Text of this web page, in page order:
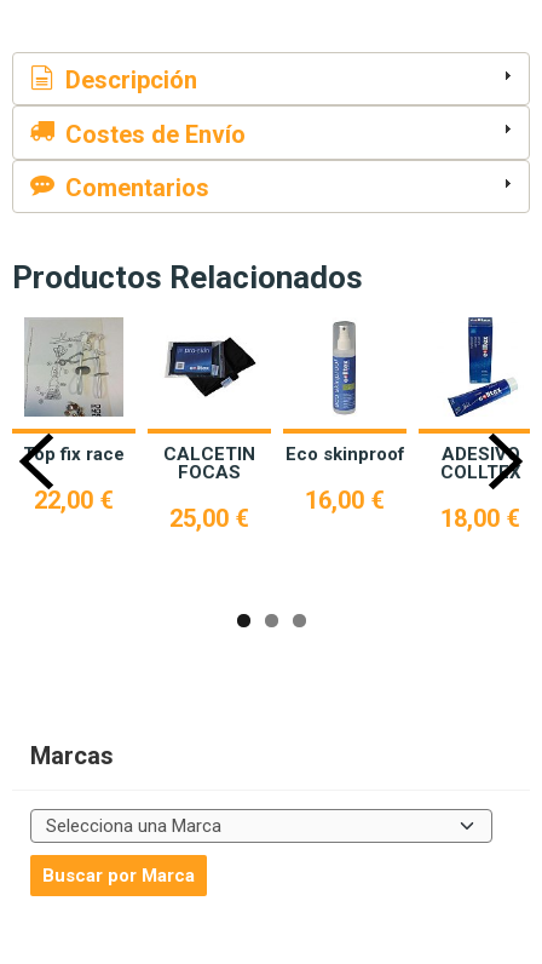
Marcas
Descripción
Costes de Envío
Comentarios
Productos Relacionados
Top fix race
22,00 €
CALCETIN
FOCAS
25,00 €
Eco skinproof
16,00 €
ADESIVO
COLLTEX
18,00 €